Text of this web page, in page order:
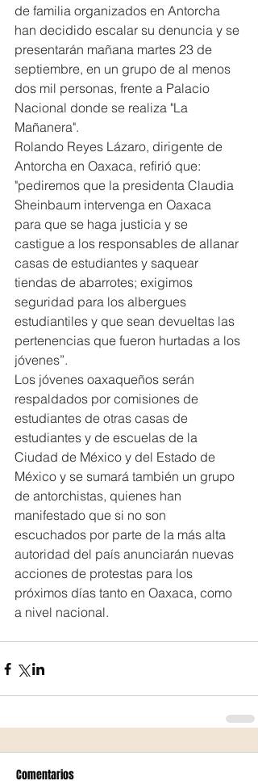
de familia organizados en Antorcha
han decidido escalar su denuncia y se
presentarán mañana martes 23 de
septiembre, en un grupo de al menos
dos mil personas, frente a Palacio
Nacional donde se realiza "La
Mañanera".
Rolando Reyes Lázaro, dirigente de
Antorcha en Oaxaca, refirió que:
"pediremos que la presidenta Claudia
Sheinbaum intervenga en Oaxaca
para que se haga justicia y se
castigue a los responsables de allanar
casas de estudiantes y saquear
tiendas de abarrotes; exigimos
seguridad para los albergues
estudiantiles y que sean devueltas las
pertenencias que fueron hurtadas a los
jóvenes”.
Los jóvenes oaxaqueños serán
respaldados por comisiones de
estudiantes de otras casas de
estudiantes y de escuelas de la
Ciudad de México y del Estado de
México y se sumará también un grupo
de antorchistas, quienes han
manifestado que si no son
escuchados por parte de la más alta
autoridad del país anunciarán nuevas
acciones de protestas para los
próximos días tanto en Oaxaca, como
a nivel nacional.
Comentarios